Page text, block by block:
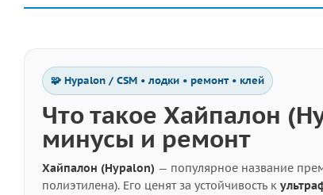
🧩 Hypalon / CSM • лодки • ремонт • клей
Что такое Хайпалон
минусы и ремонт
Хайпалон (Hypalon) — популярное название
полиэтилена). Его ценят за устойчивость к